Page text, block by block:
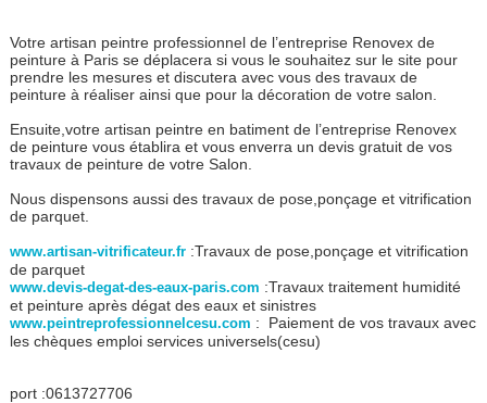
Votre artisan peintre professionnel de l’entreprise Renovex de
peinture à Paris se déplacera si vous le souhaitez sur le site pour
prendre les mesures et discutera avec vous des travaux de
peinture à réaliser ainsi que pour la décoration de votre salon.
Ensuite,votre artisan peintre en batiment de l’entreprise Renovex
de peinture vous établira et vous enverra un devis gratuit de vos
travaux de peinture de votre Salon.
Nous dispensons aussi des travaux de pose,ponçage et vitrification
de parquet.
www.artisan-vitrificateur.fr:Travaux de pose,ponçage et vitrification
de parquet
www.devis-degat-des-eaux-paris.com :Travaux traitement humidité
et peinture après dégat des eaux et sinistres
www.peintreprofessionnelcesu.com : Paiement de vos travaux avec
les chèques emploi services universels(cesu)
port :0613727706